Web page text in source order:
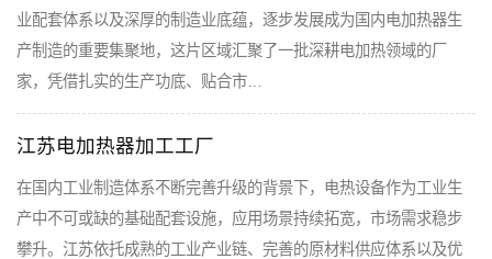
业配套体系以及深厚的制造业底蕴，逐步发展成为国内电加热器生
产制造的重要集聚地，这片区域汇聚了一批深耕电加热领域的厂
家，凭借扎实的生产功底、贴合市…
江苏电加热器加工工厂
在国内工业制造体系不断完善升级的背景下，电热设备作为工业生
产中不可或缺的基础配套设施，应用场景持续拓宽，市场需求稳步
攀升。江苏依托成熟的工业产业链、完善的原材料供应体系以及优